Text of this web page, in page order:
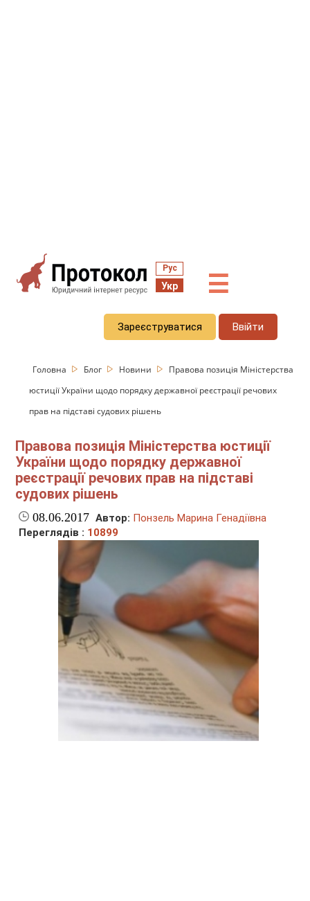
Рус
Укр ☰
Зареєструватися Ввійти
Головна Блог Новини
Правова позиція Міністерства
юстиції України щодо порядку державної реєстрації речових
прав на підставі судових рішень
Правова позиція Міністерства юстиції
України щодо порядку державної
реєстрації речових прав на підставі
судових рішень
08.06.2017 Автор: Понзель Марина Генадіївна
Переглядів : 10899